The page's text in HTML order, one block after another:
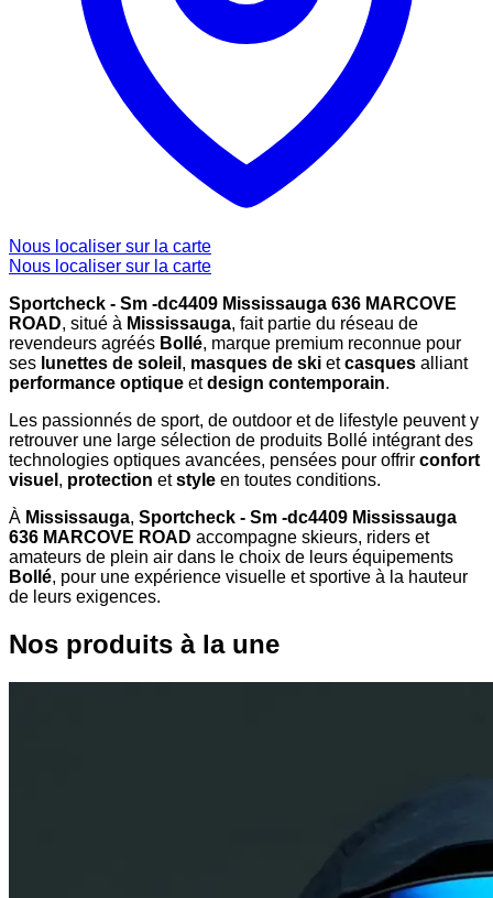
Nous localiser sur la carte
Nous localiser sur la carte
Sportcheck - Sm -dc4409 Mississauga 636 MARCOVE
ROAD, situé à Mississauga, fait partie du réseau de
revendeurs agréés Bollé, marque premium reconnue pour
ses lunettes de soleil , masques de ski etcasques alliant
performance optique etdesign contemporain.
Les passionnés de sport, de outdoor et de lifestyle peuvent y
retrouver une large sélection de produits Bollé intégrant des
technologies optiques avancées, pensées pour offrir confort
visuel , protection etstyle en toutes conditions.
À Mississauga, Sportcheck - Sm -dc4409 Mississauga
636 MARCOVE ROAD accompagne skieurs, riders et
amateurs de plein air dans le choix de leurs équipements
Bollé, pour une expérience visuelle et sportive à la hauteur
de leurs exigences.
Nos produits à la une